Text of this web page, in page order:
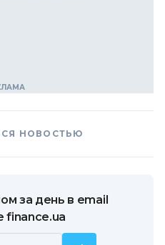
НОВОСТЬЮ
за день в email
finance.ua